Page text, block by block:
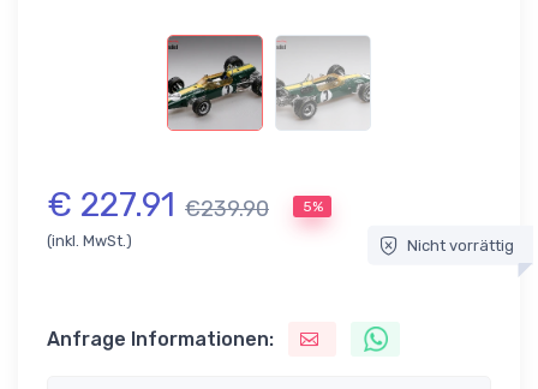
€ 227.91 €239.90 5%
(inkl. MwSt.) Nicht vorrättig
Anfrage Informationen: